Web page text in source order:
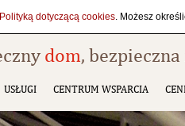
dom, bezpieczna
USŁUGI CENTRUM WSPARCIA
Polityką dotyczącą cookies. Możesz